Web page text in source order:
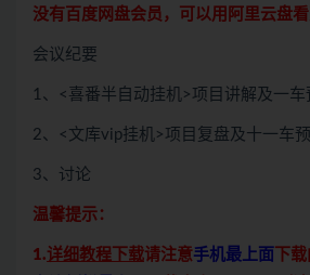
没有百度网盘会员，可以用阿里云盘
会议纪要
1、<喜番半自动挂机>项目讲解及一车
2、<文库vip挂机>项目复盘及十一车
3、讨论
温馨提示：
1.详细教程下载请注意手机最上面 下